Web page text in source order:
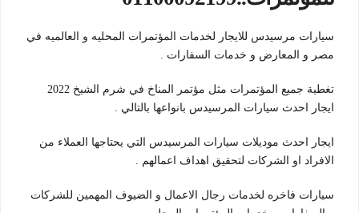
سيارات مرسيدس للايجار لخدمات المؤتمرات المحليه و العالميه في
مصر و المعارض و خدمات السفارات .
تغطية جميع المؤتمرات مثل مؤتمر المناخ في شرم الشيخ 2022
ايجار احدث سيارات المرسيدس بانواعها بالتالي .
ايجار احدث موديلات سيارات المرسيدس التي يحتاجها العملاء من
الافراد او الشركات لتحقيق اهداف اعمالهم .
سيارات فاخره لخدمات رجال الاعمال و الضيوف المهمين للشركات